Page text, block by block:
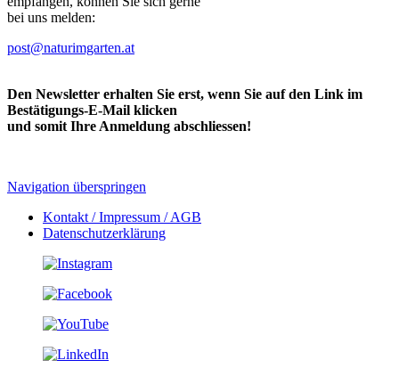
bei uns melden:
post@naturimgarten.at
Den Newsletter erhalten Sie erst, wenn Sie auf den Link im
Bestätigungs-E-Mail klicken
und somit Ihre Anmeldung abschliessen!
Navigation überspringen
Kontakt / Impressum / AGB
Datenschutzerklärung